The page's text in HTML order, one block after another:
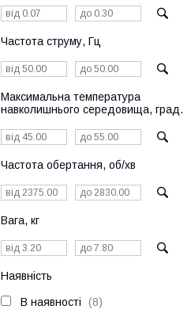
Частота струму, Гц
Максимальна температура
навколишнього середовища, град.
Частота обертання, об/хв
Вага, кг
Наявність
В наявності 8